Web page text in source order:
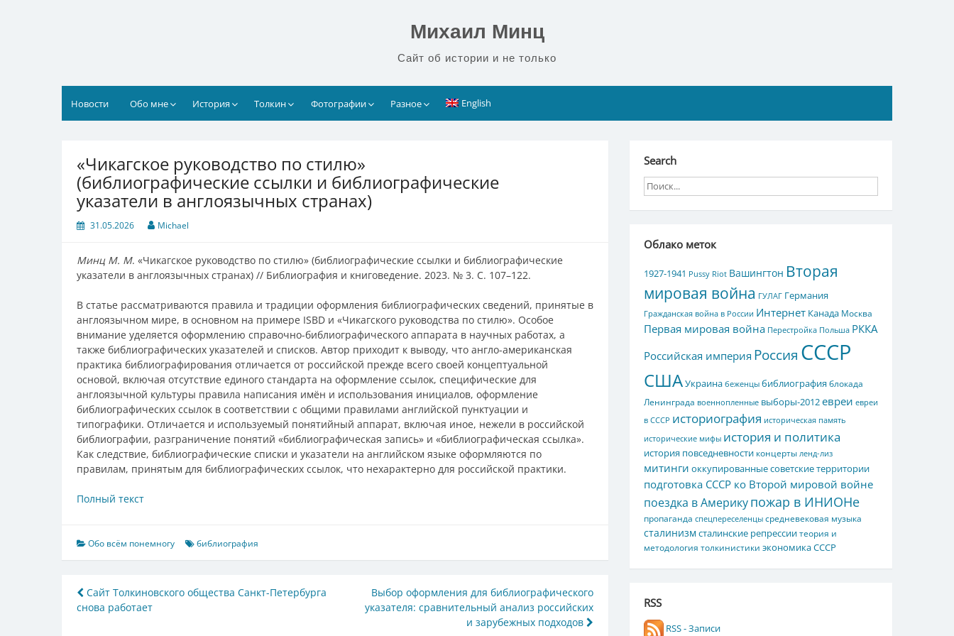
Михаил Минц
Сайт об истории и не только
Новости Обо мне История Толкин Фотографии Разное English
«Чикагское руководство по стилю»
(библиографические ссылки и библиографические
указатели в англоязычных странах)
31.05.2026 Michael
Минц М. М. «Чикагское руководство по стилю» (библиографические ссылки и библиографические
указатели в англоязычных странах) // Библиография и книговедение. 2023. № 3. С. 107–122.
В статье рассматриваются правила и традиции оформления библиографических сведений, принятые в
англоязычном мире, в основном на примере ISBD и «Чикагского руководства по стилю». Особое
внимание уделяется оформлению справочно-библиографического аппарата в научных работах, а
также библиографических указателей и списков. Автор приходит к выводу, что англо-американская
практика библиографирования отличается от российской прежде всего своей концептуальной
основой, включая отсутствие единого стандарта на оформление ссылок, специфические для
англоязычной культуры правила написания имён и использования инициалов, оформление
библиографических ссылок в соответствии с общими правилами английской пунктуации и
типографики. Отличается и используемый понятийный аппарат, включая иное, нежели в российской
библиографии, разграничение понятий «библиографическая запись» и «библиографическая ссылка».
Как следствие, библиографические списки и указатели на английском языке оформляются по
правилам, принятым для библиографических ссылок, что нехарактерно для российской практики.
Полный текст
Обо всём понемногу библиография
Навигация
по
Сайт Толкиновского общества Санкт-Петербурга
снова работает
Выбор оформления для библиографического
указателя: сравнительный анализ российских
и зарубежных подходов
Search
Облако меток
1927-1941 Pussy Riot Вашингтон Вторая
мировая война ГУЛАГ Германия
Гражданская война в России Интернет Канада Москва
Первая мировая война Перестройка Польша РККА
Российская империя Россия СССР
СШАУкраина беженцы библиография блокада
Ленинграда военнопленные выборы-2012евреи евреи
в СССР историография историческая память
исторические мифы история и политика
история повседневности концерты ленд-лиз
митинги оккупированные советские территории
подготовка СССР ко Второй мировой войне
поездка в Америкупожар в ИНИОНе
пропаганда спецпереселенцы средневековая музыка
сталинизмсталинские репрессиитеория и
методология толкинистики экономика СССР
RSS
RSS - Записи